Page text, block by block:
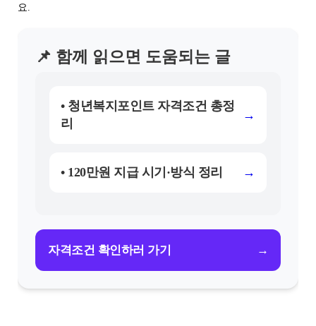
요.
📌 함께 읽으면 도움되는 글
• 청년복지포인트 자격조건 총정
리
→
• 120만원 지급 시기·방식 정리 →
자격조건 확인하러 가기 →